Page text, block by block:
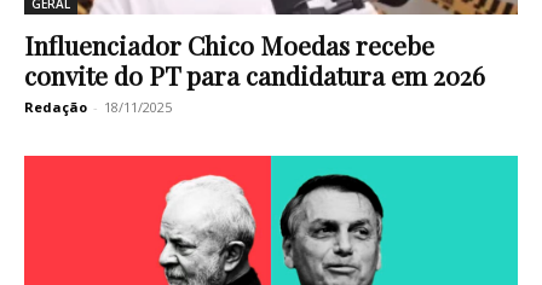
GERAL
Influenciador Chico Moedas recebe
convite do PT para candidatura em 2026
Redação - 18/11/2025